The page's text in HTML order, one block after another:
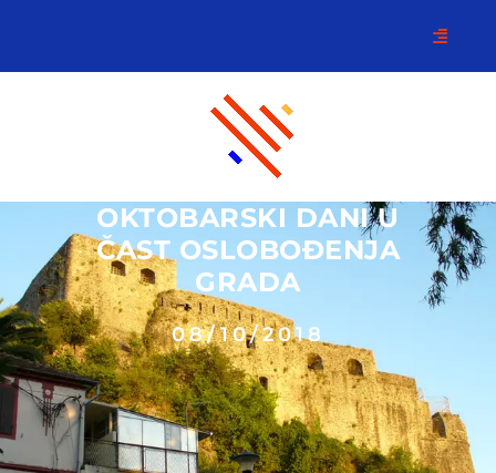
OKTOBARSKI DANI U
ČAST OSLOBOĐENJA
GRADA
08/10/2018